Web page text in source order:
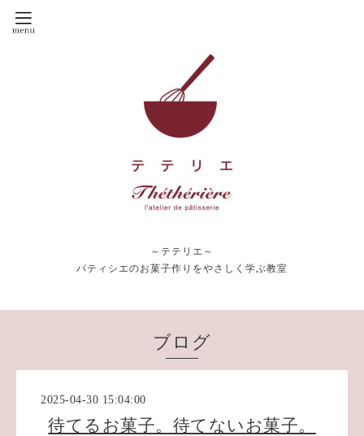
～テテリエ～
パティシエのお菓子作りをやさしく学ぶ教室
ブログ
2025-04-30 15:04:00
待てるお菓子。待てないお菓子。